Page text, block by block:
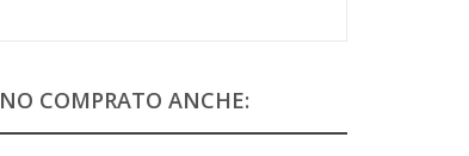
COMPRATO ANCHE: